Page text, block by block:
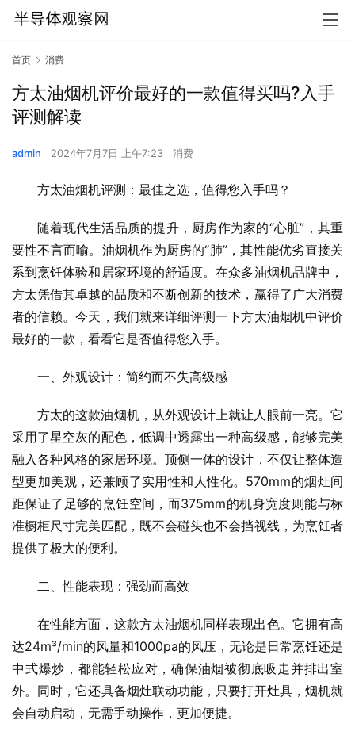
首页 消费
方太油烟机评价最好的一款值得买吗?入手
评测解读
admin 2024年7月7日 上午7:23 消费
方太油烟机评测：最佳之选，值得您入手吗？
随着现代生活品质的提升，厨房作为家的“心脏”，其重
要性不言而喻。油烟机作为厨房的“肺”，其性能优劣直接关
系到烹饪体验和居家环境的舒适度。在众多油烟机品牌中，
方太凭借其卓越的品质和不断创新的技术，赢得了广大消费
者的信赖。今天，我们就来详细评测一下方太油烟机中评价
最好的一款，看看它是否值得您入手。
一、外观设计：简约而不失高级感
方太的这款油烟机，从外观设计上就让人眼前一亮。它
采用了星空灰的配色，低调中透露出一种高级感，能够完美
融入各种风格的家居环境。顶侧一体的设计，不仅让整体造
型更加美观，还兼顾了实用性和人性化。570mm的烟灶间
距保证了足够的烹饪空间，而375mm的机身宽度则能与标
准橱柜尺寸完美匹配，既不会碰头也不会挡视线，为烹饪者
提供了极大的便利。
二、性能表现：强劲而高效
在性能方面，这款方太油烟机同样表现出色。它拥有高
达24m³/min的风量和1000pa的风压，无论是日常烹饪还是
中式爆炒，都能轻松应对，确保油烟被彻底吸走并排出室
外。同时，它还具备烟灶联动功能，只要打开灶具，烟机就
会自动启动，无需手动操作，更加便捷。